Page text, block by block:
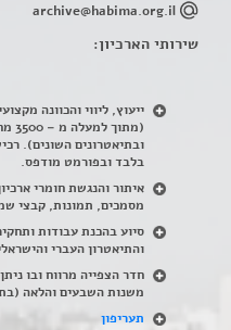
archive@habima.org.il
שירותי הארכיון:
ייעוץ, ליווי והכוונה
ובתיאטרונים השונים).
בלבד ובפורמט מודפס.
איתור והנגשת חומרי
מסמכים, תמונות, קבצי
סיוע בהכנת עבודות
והתיאטרון העברי
משנות השבעים והלאה
תעריפון